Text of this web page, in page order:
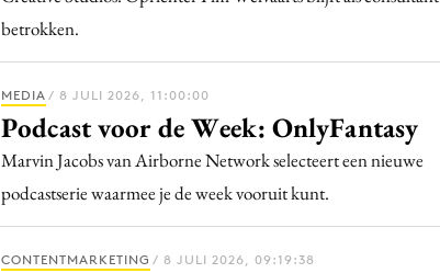
betrokken.
MEDIA / 8 JULI 2026, 11:00:00
Podcast voor de Week: OnlyFantasy
Marvin Jacobs van Airborne Network selecteert een nieuwe
podcastserie waarmee je de week vooruit kunt.
CONTENTMARKETING / 8 JULI 2026, 09:19:38